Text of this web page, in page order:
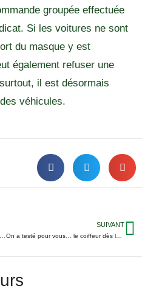
groupée effectuée
Si les voitures ne sont
du masque y est
également refuser une
il est désormais
véhicules.
SUIVANT
On a testé pour vous… le coiffeur dès le 1er jour du déconfinement